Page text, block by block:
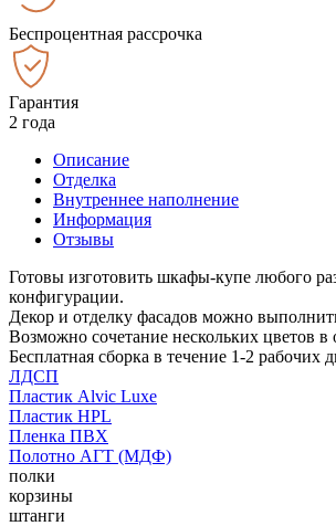
Беспроцентная рассрочка
Гарантия
2 года
Описание
Отделка
Внутреннее наполнение
Информация
Отзывы
Готовы изготовить шкафы-купе любого
конфигурации.
Декор и отделку фасадов можно
Возможно сочетание нескольких цветов в
Бесплатная сборка в течение 1-2 рабочих
ЛДСП
Пластик Alvic Luxe
Пластик HPL
Пленка ПВХ
Полотно АГТ (МДФ)
полки
корзины
штанги